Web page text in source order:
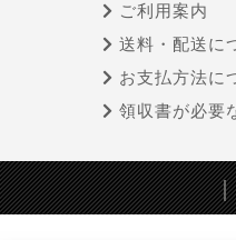
ご利用案内
送料・配送に
お支払方法に
領収書が必要